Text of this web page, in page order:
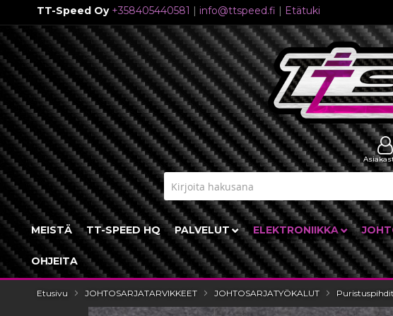
TT-Speed Oy +358405440581 | info@ttspeed.fi | Etätuki
Skip
to
Content
MEISTÄ TT-SPEED HQ PALVELUT ELEKTRONIIKKA
OHJEITA
Etusivu JOHTOSARJATARVIKKEET JOHTOSARJATYÖKALUT